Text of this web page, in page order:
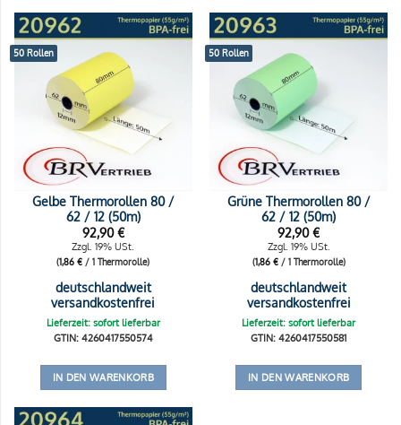
50 Rollen
Gelbe Thermorollen 80 /
62 / 12 (50m)
92,90€
Zzgl. 19% USt.
(1,86€ / 1 Thermorolle)
deutschlandweit
versandkostenfrei
Lieferzeit: sofort lieferbar
GTIN: 4260417550574
IN DEN WARENKORB
50 Rollen
Grüne Thermorollen 80 /
62 / 12 (50m)
92,90€
Zzgl. 19% USt.
(1,86 €/ 1 Thermorolle)
deutschlandweit
versandkostenfrei
Lieferzeit: sofort lieferbar
GTIN: 4260417550581
IN DEN WARENKORB